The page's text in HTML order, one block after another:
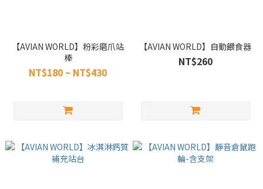
【AVIAN WORLD】粉彩磨爪站
棒
NT$180 ~ NT$430
【AVIAN WORLD】自動餵食器
NT$260